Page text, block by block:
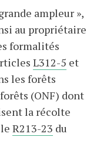
ampleur »,
au propriétaire
formalités
L312-5 et
les forêts
(ONF) dont
la récolte
R213-23 du